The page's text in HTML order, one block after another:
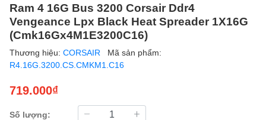
Ram 4 16G Bus 3200 Corsair Ddr4
Vengeance Lpx Black Heat Spreader 1X16G
(Cmk16Gx4M1E3200C16)
Thương hiệu: CORSAIR
Mã sản phẩm:
R4.16G.3200.CS.CMKM1.C16
719.000₫
Số lượng: